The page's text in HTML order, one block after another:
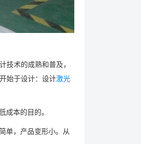
技术的成熟和普及，
始于设计：设计激光
成本的目的。
单，产品变形小。从